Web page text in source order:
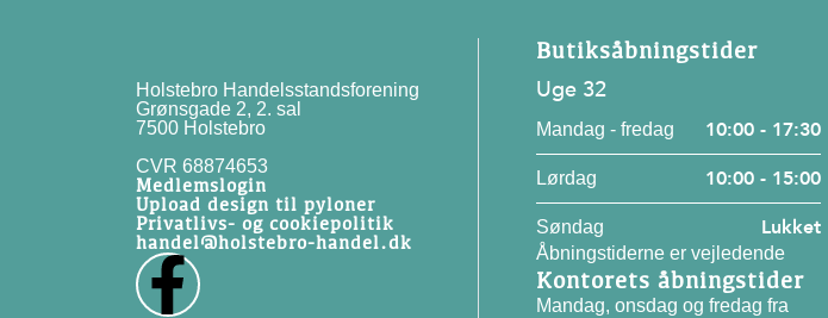
Holstebro Handelsstandsforening
Grønsgade 2, 2. sal
7500 Holstebro
CVR 68874653
Medlemslogin
Upload design til pyloner
Privatlivs- og cookiepolitik
handel@holstebro-handel.dk
Butiksåbningstider
Uge 32
Mandag - fredag 10:00 - 17:30
Lørdag 10:00 - 15:00
Søndag Lukket
Åbningstiderne er vejledende
Kontorets åbningstider
Mandag, onsdag og fredag fra